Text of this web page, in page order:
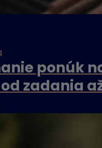
ponúk
zadania